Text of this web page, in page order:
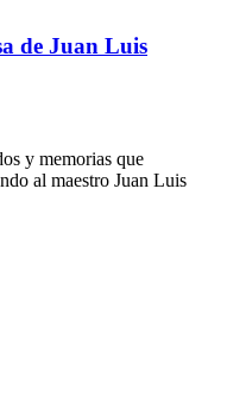
de Juan Luis
y memorias que
al maestro Juan Luis